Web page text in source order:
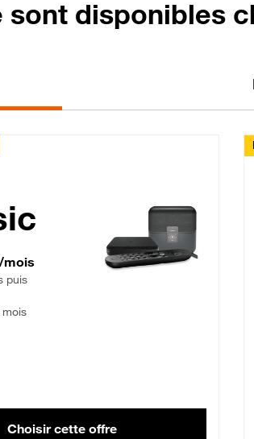
disponibles
Classic Fibre
pendant 12 mois puis 42,99 € par mois,
/mois
puis
Choisir cette offre